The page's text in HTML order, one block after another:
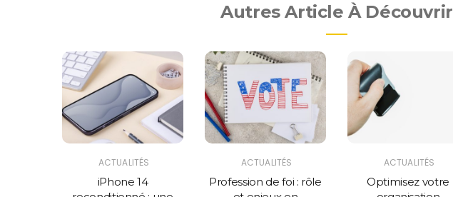
Autres Article À Découvrir
ACTUALITÉS
iPhone 14
ACTUALITÉS
Profession de foi : rôle
ACTUALITÉS
Optimisez votre